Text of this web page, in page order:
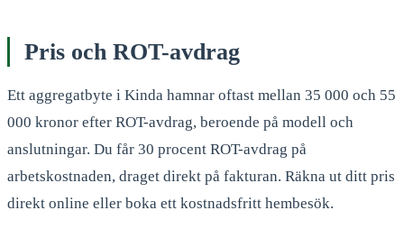
Pris och ROT-avdrag
Ett aggregatbyte i Kinda hamnar oftast mellan 35 000 och 55
000 kronor efter ROT-avdrag, beroende på modell och
anslutningar. Du får 30 procent ROT-avdrag på
arbetskostnaden, draget direkt på fakturan. Räkna ut ditt pris
direkt online eller boka ett kostnadsfritt hembesök.